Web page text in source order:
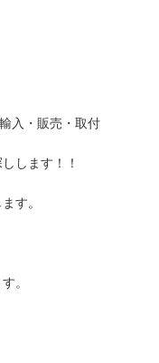
入・販売・取付
します！！
す。
。